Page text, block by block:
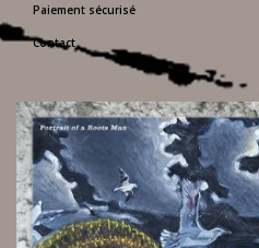
Paiement sécurisé
Contact